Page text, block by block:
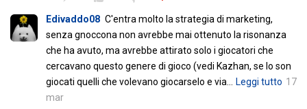
Edivaddo08 C'entra molto la strategia di marketing,
senza gnoccona non avrebbe mai ottenuto la risonanza
che ha avuto, ma avrebbe attirato solo i giocatori che
cercavano questo genere di gioco (vedi Kazhan, se lo son
giocati quelli che volevano giocarselo e via
Leggi tutto 17
mar